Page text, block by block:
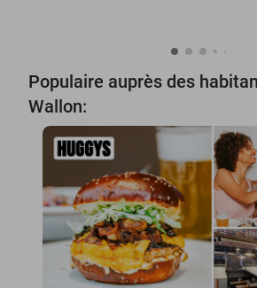
Populaire auprès des
Wallon: